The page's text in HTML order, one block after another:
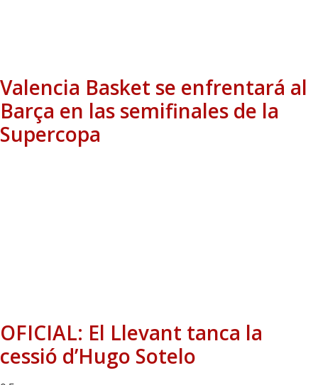
Valencia Basket se enfrentará al
Barça en las semifinales de la
Supercopa
OFICIAL: El Llevant tanca la
cessió d’Hugo Sotelo